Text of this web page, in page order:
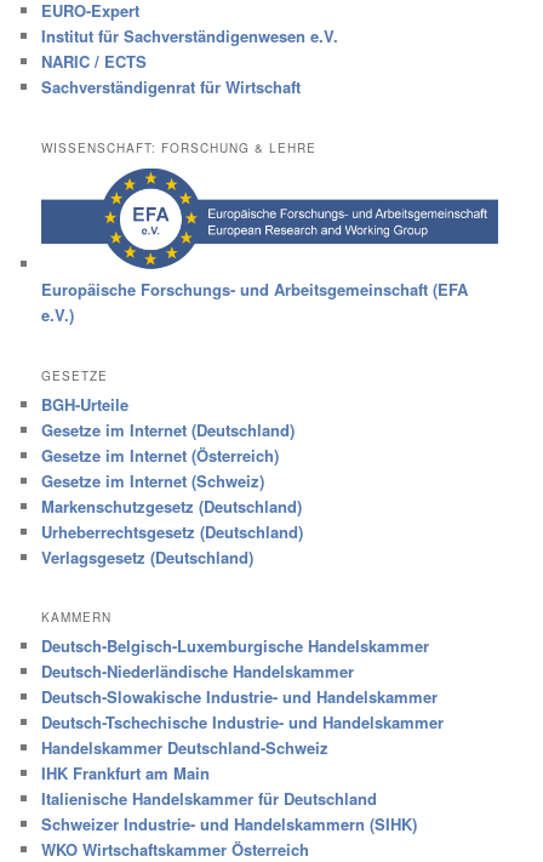
EURO-Expert
Institut für Sachverständigenwesen e.V.
NARIC / ECTS
Sachverständigenrat für Wirtschaft
WISSENSCHAFT: FORSCHUNG & LEHRE
Europäische Forschungs- und Arbeitsgemeinschaft (EFA
e.V.)
GESETZE
BGH-Urteile
Gesetze im Internet (Deutschland)
Gesetze im Internet (Österreich)
Gesetze im Internet (Schweiz)
Markenschutzgesetz (Deutschland)
Urheberrechtsgesetz (Deutschland)
Verlagsgesetz (Deutschland)
KAMMERN
Deutsch-Belgisch-Luxemburgische Handelskammer
Deutsch-Niederländische Handelskammer
Deutsch-Slowakische Industrie- und Handelskammer
Deutsch-Tschechische Industrie- und Handelskammer
Handelskammer Deutschland-Schweiz
IHK Frankfurt am Main
Italienische Handelskammer für Deutschland
Schweizer Industrie- und Handelskammern (SIHK)
WKO Wirtschaftskammer Österreich